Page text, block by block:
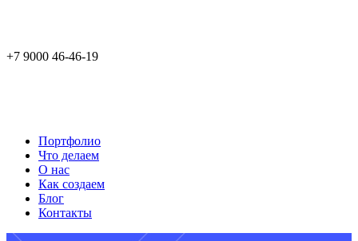
+7 9000 46-46-19
Портфолио
Что делаем
О нас
Как создаем
Блог
Контакты